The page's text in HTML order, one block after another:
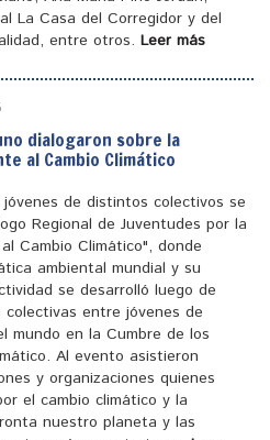
La Casa del Corregidor y del
entre otros. Leer más
dialogaron sobre la
al Cambio Climático
de distintos colectivos se
Regional de Juventudes por la
Cambio Climático", donde
ambiental mundial y su
se desarrolló luego de
entre jóvenes de
mundo en la Cumbre de los
Al evento asistieron
y organizaciones quienes
el cambio climático y la
nuestro planeta y las